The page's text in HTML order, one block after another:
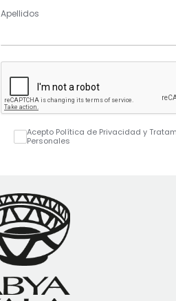
Apellidos
Acepto Política de Privacidad y
Personales